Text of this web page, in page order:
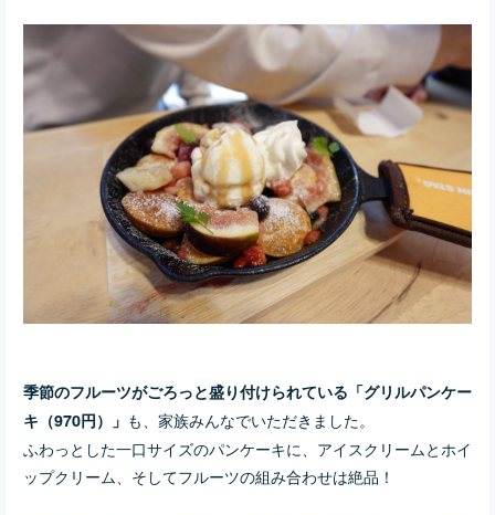
季節のフルーツがごろっと盛り付けられている「グリルパンケー
キ（970円）」 も、家族みんなでいただきました。
ふわっとした一口サイズのパンケーキに、アイスクリームとホイ
ップクリーム、そしてフルーツの組み合わせは絶品！